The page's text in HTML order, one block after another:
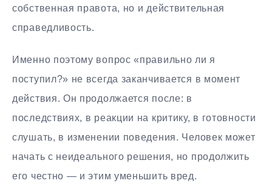
собственная правота, но и действительная
справедливость.
Именно поэтому вопрос «правильно ли я
поступил?» не всегда заканчивается в момент
действия. Он продолжается после: в
последствиях, в реакции на критику, в готовности
слушать, в изменении поведения. Человек может
начать с неидеального решения, но продолжить
его честно — и этим уменьшить вред.